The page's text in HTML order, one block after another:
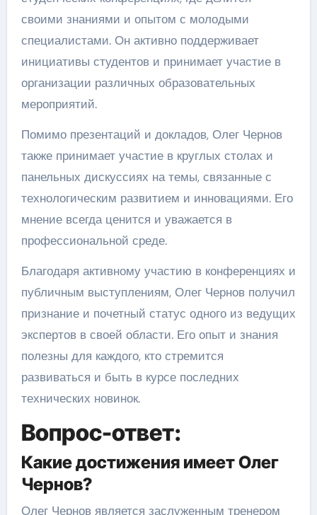
своими знаниями и опытом с молодыми
специалистами. Он активно поддерживает
инициативы студентов и принимает участие в
организации различных образовательных
мероприятий.
Помимо презентаций и докладов, Олег Чернов
также принимает участие в круглых столах и
панельных дискуссиях на темы, связанные с
технологическим развитием и инновациями. Его
мнение всегда ценится и уважается в
профессиональной среде.
Благодаря активному участию в конференциях и
публичным выступлениям, Олег Чернов получил
признание и почетный статус одного из ведущих
экспертов в своей области. Его опыт и знания
полезны для каждого, кто стремится
развиваться и быть в курсе последних
технических новинок.
Вопрос-ответ:
Какие достижения имеет Олег
Чернов?
Олег Чернов является заслуженным тренером